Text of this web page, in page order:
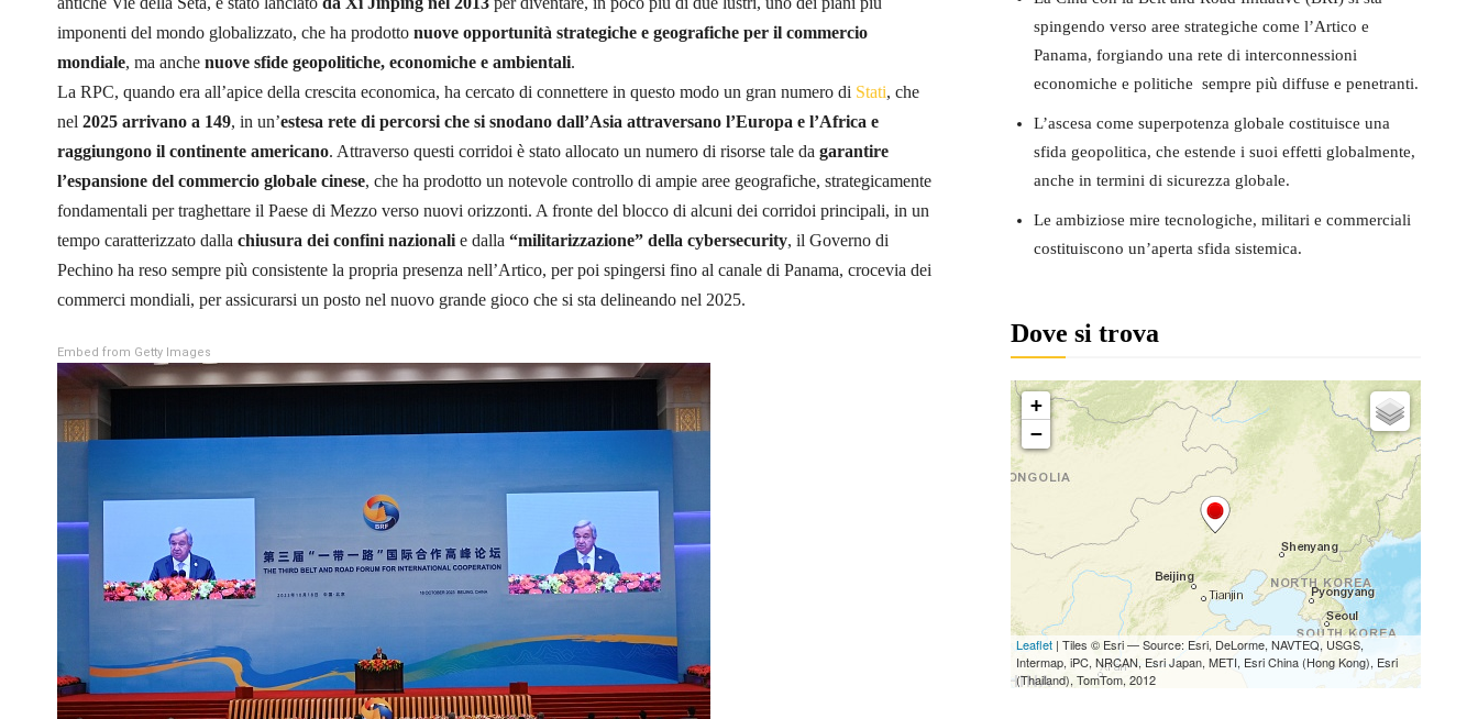
imponenti del mondo globalizzato, che ha prodotto nuove opportunità strategiche e geografiche per il commercio
mondiale, ma anche nuove sfide geopolitiche, economiche e ambientali.
La RPC, quando era all’apice della crescita economica, ha cercato di connettere in questo modo un gran numero di Stati, che
nel 2025 arrivano a 149, in un’estesa rete di percorsi che si snodano dall’Asia attraversano l’Europa e l’Africa e
raggiungono il continente americano. Attraverso questi corridoi è stato allocato un numero di risorse tale da garantire
l’espansione del commercio globale cinese, che ha prodotto un notevole controllo di ampie aree geografiche, strategicamente
fondamentali per traghettare il Paese di Mezzo verso nuovi orizzonti. A fronte del blocco di alcuni dei corridoi principali, in un
tempo caratterizzato dalla chiusura dei confini nazionali e dalla “militarizzazione” della cybersecurity, il Governo di
Pechino ha reso sempre più consistente la propria presenza nell’Artico, per poi spingersi fino al canale di Panama, crocevia dei
commerci mondiali, per assicurarsi un posto nel nuovo grande gioco che si sta delineando nel 2025.
Embed from Getty Images
spingendo verso aree strategiche come l’Artico e
Panama, forgiando una rete di interconnessioni
economiche e politiche sempre più diffuse e penetranti.
L’ascesa come superpotenza globale costituisce una
sfida geopolitica, che estende i suoi effetti globalmente,
anche in termini di sicurezza globale.
Le ambiziose mire tecnologiche, militari e commerciali
costituiscono un’aperta sfida sistemica.
Dove si trova